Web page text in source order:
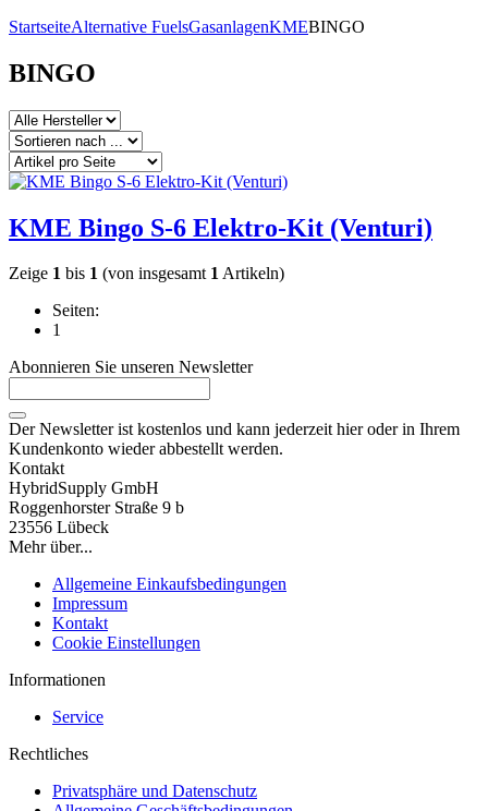
StartseiteAlternative FuelsGasanlagenKMEBINGO
BINGO
KME Bingo S-6 Elektro-Kit (Venturi)
Zeige 1 bis 1 (von insgesamt 1Artikeln)
Seiten:
1
Abonnieren Sie unseren Newsletter
Der Newsletter ist kostenlos und kann jederzeit hier oder in Ihrem
Kundenkonto wieder abbestellt werden.
Kontakt
HybridSupply GmbH
Roggenhorster Straße 9 b
23556 Lübeck
Mehr über...
Allgemeine Einkaufsbedingungen
Impressum
Kontakt
Cookie Einstellungen
Informationen
Service
Rechtliches
Privatsphäre und Datenschutz